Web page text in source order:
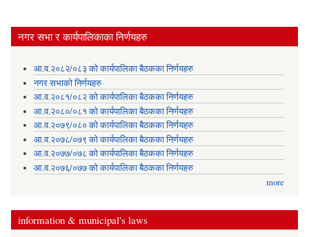
नगर सभा र कार्यपालिकाका निर्णयहरु
आ.व.२०८२/०८३ को कार्यपालिका बैठकका निर्णयहरु
नगर सभाको निर्णयहरु
आ.व.२०८१/०८२ को कार्यपालिका बैठकका निर्णयहरु
आ.व.२०८०/०८१ को कार्यपालिका बैठकका निर्णयहरु
आ.व.२०७९/०८० को कार्यपालिका बैठकका निर्णयहरु
आ.व.२०७८/०७९ को कार्यपालिका बैठकका निर्णयहरु
आ.व.२०७७/०७८ को कार्यपालिका बैठकका निर्णयहरु
आ.व.२०७६/०७७ को कार्यपालिका बैठकका निर्णयहरु
more
information & municipal's laws